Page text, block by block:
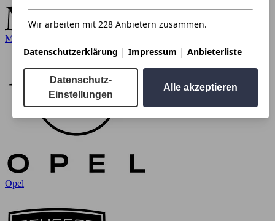
Mercedes-Benz
Opel
Wir arbeiten mit 228 Anbietern zusammen.
Datenschutzerklärung | Impressum | Anbieterliste
Datenschutz-
Einstellungen
Alle akzeptieren